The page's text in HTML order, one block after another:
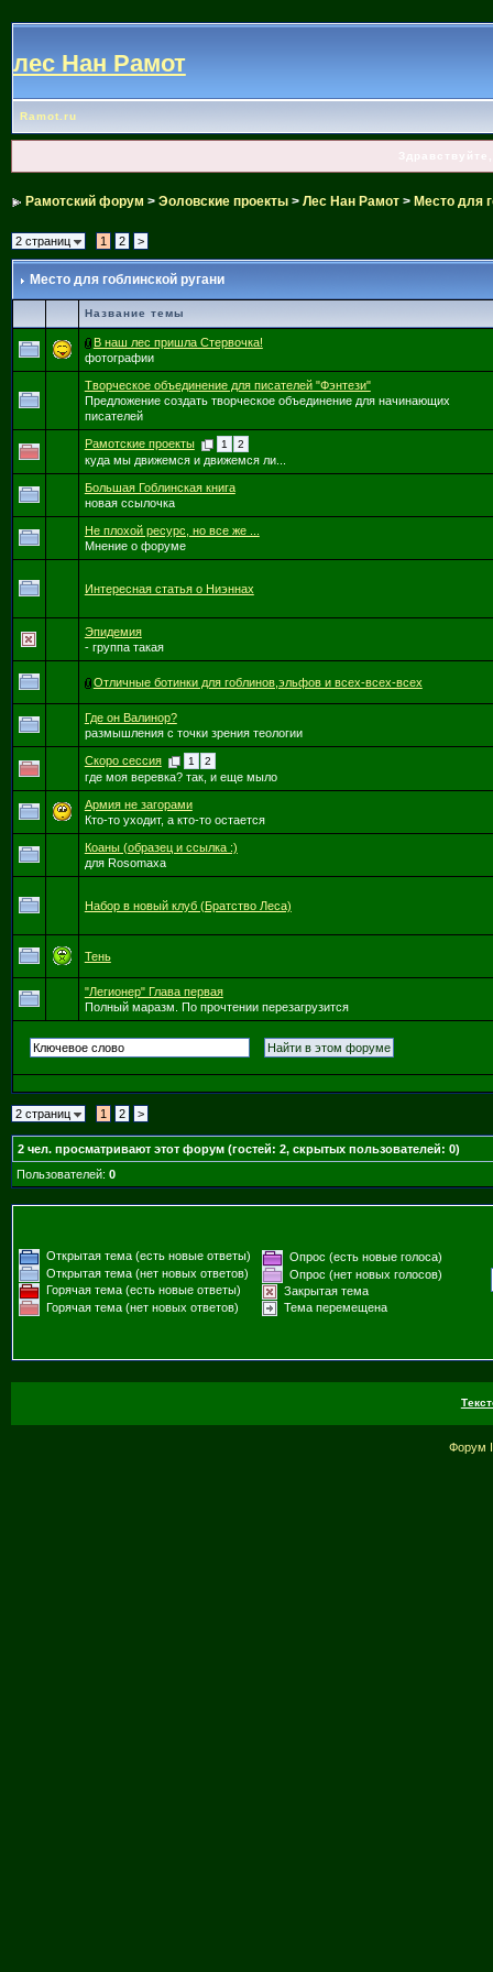
лес Нан Рамот
Ramot.ru
Рамотский форум > Эоловские проекты> Лес Нан Рамот> Место для
2 страниц 1 2 >
Место для гоблинской ругани
Название темы
В наш лес пришла Стервочка!
фотографии
Творческое объединение для писателей "Фэнтези"
Предложение создать творческое объединение для начинающих
писателей
Рамотские проекты 1 2
куда мы движемся и движемся ли...
Большая Гоблинская книга
новая ссылочка
Не плохой ресурс, но все же ...
Мнение о форуме
Интересная статья о Ниэннах
Эпидемия
- группа такая
Отличные ботинки для гоблинов,эльфов и всех-всех-всех
Где он Валинор?
размышления с точки зрения теологии
Скоро сессия 1 2
где моя веревка? так, и еще мыло
Армия не загорами
Кто-то уходит, а кто-то остается
Коаны (образец и ссылка :)
для Rosomaxa
Набор в новый клуб (Братство Леса)
Тень
"Легионер" Глава первая
Полный маразм. По прочтении перезагрузится
2 страниц 1 2 >
2чел. просматривают этот форум (гостей: 2, скрытых пользователей: 0)
Пользователей: 0
Открытая тема (есть новые ответы)
Открытая тема (нет новых ответов)
Горячая тема (есть новые ответы)
Горячая тема (нет новых ответов)
Опрос (есть новые голоса)
Опрос (нет новых голосов)
Закрытая тема
Тема перемещена
Форум